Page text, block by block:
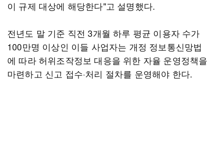
이 규제 대상에 해당한다"고 설명했다.
전년도 말 기준 직전 3개월 하루 평균 이용자 수가
100만명 이상인 이들 사업자는 개정 정보통신망법
에 따라 허위조작정보 대응을 위한 자율 운영정책을
마련하고 신고 접수·처리 절차를 운영해야 한다.